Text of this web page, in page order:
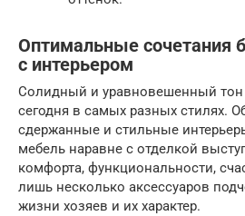
Оптимальные сочетания
с интерьером
Солидный и уравновешенный тон
сегодня в самых разных стилях.
сдержанные и стильные
мебель наравне с отделкой
комфорта, функциональности,
лишь несколько аксессуаров
жизни хозяев и их характер.